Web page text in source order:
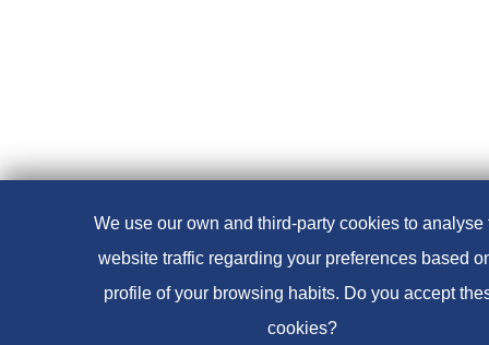
We use our own and third-party cookies to analyse
website traffic regarding your preferences based
profile of your browsing habits. Do you accept
cookies?